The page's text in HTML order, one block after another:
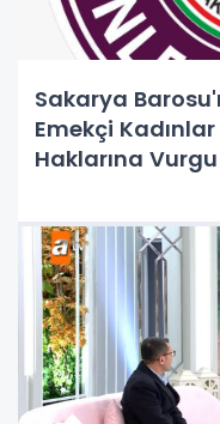
Sakarya
Emekçi
Haklarına